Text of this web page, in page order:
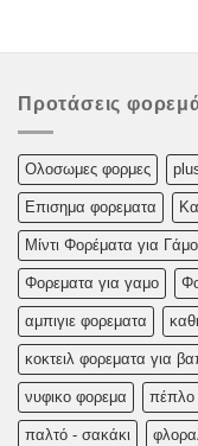
Προτάσεις
Oλoσωμες φoρμες
Επισημα φορεματα
Μίντι Φορέματα για Γάμο
Φορεματα για γαμο
αμπιγιε φορεματα
κοκτειλ φορεματα για
νυφικο φορεμα πέπλο
παλτό - σακάκι